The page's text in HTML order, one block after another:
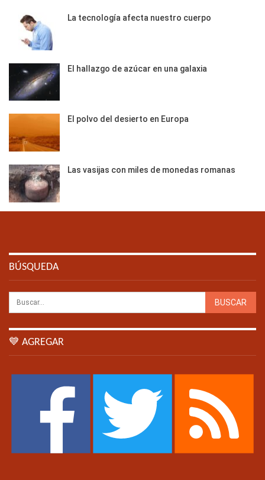
La tecnología afecta nuestro cuerpo
El hallazgo de azúcar en una galaxia
El polvo del desierto en Europa
Las vasijas con miles de monedas romanas
BÚSQUEDA
💙 AGREGAR